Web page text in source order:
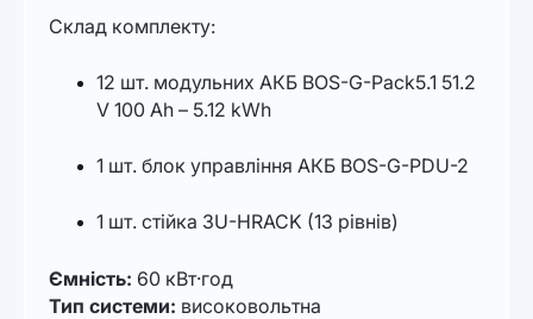
Склад комплекту:
12 шт. модульних АКБ BOS-G-Pack5.1 51.2
V 100 Ah – 5.12 kWh
1 шт. блок управління АКБ BOS-G-PDU-2
1 шт. стійка 3U-HRACK (13 рівнів)
Ємність: 60 кВт·год
Тип системи: високовольтна